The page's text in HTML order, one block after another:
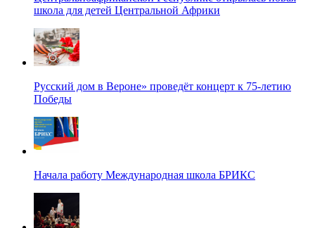
школа для детей Центральной Африки
Русский дом в Вероне» проведёт концерт к 75-летию
Победы
Начала работу Международная школа БРИКС